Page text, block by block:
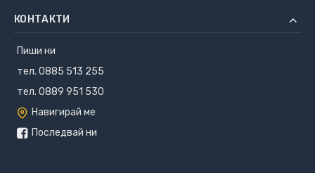
КОНТАКТИ
Пиши ни
тел. 0885 513 255
тел. 0889 951 530
Навигирай ме
Последвай ни